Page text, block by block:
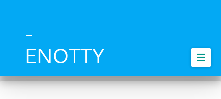
-
ENOTTY
☰